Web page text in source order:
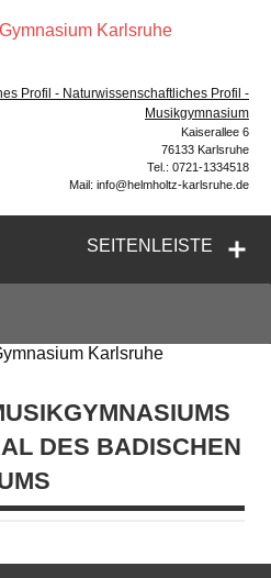
Profil - Naturwissenschaftliches Profil -
Musikgymnasium
Kaiserallee 6
76133 Karlsruhe
Tel.: 0721-1334518
Mail: info@helmholtz-karlsruhe.de
SEITENLEISTE
DES BADISCHEN K